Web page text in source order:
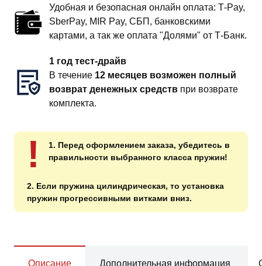
Удобная и безопасная онлайн оплата: T‑Pay,
SberPay, MIR Pay, СБП, банковскими
картами, а так же оплата "Долями" от Т-Банк.
1 год тест-драйв
В течение 12 месяцев возможен полный
возврат денежных средств при возврате
комплекта.
!
1. Перед оформлением заказа, убедитесь в
правильности выбранного класса пружин!
2. Если пружина цилиндрическая, то установка
пружин прогрессивными витками вниз.
Описание Дополнительная информация